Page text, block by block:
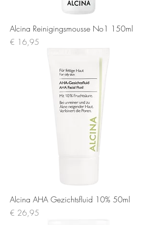
Alcina Reinigingsmousse No1 150ml
Prijs
€ 16,95
Alcina AHA Gezichtsfluid 10% 50ml
Prijs
€ 26,95